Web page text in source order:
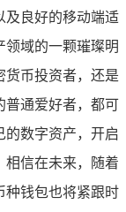
及良好的移动端适
领域的一颗璀璨明
货币投资者，还是
普通爱好者，都可
的数字资产，开启
相信在未来，随着
种钱包也将紧跟时